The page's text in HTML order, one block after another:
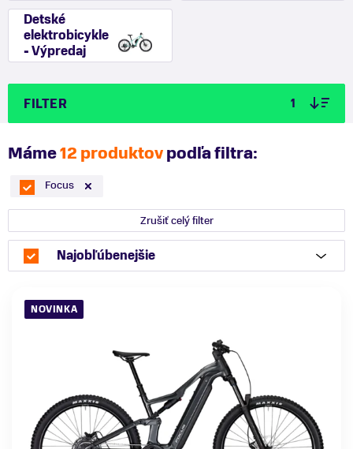
Detské
elektrobicykle
- Výpredaj
FILTER 1
Máme12 produktovpodľa filtra:
Focus
Zrušiť celý filter
Najobľúbenejšie
NOVINKA